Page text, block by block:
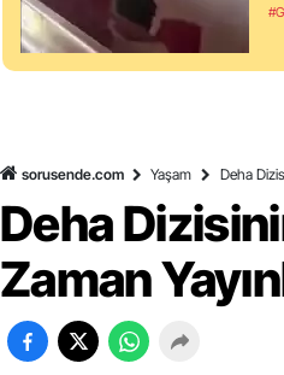
sorusende.com Yaşam Deha
Deha
Zaman